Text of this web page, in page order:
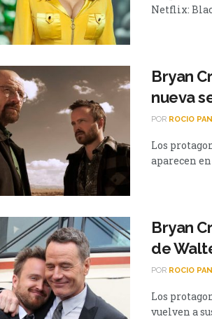
Netflix:
Bryan
nueva
POR ROCIO
Los
aparecen
Bryan
de
POR ROCIO
Los
vuelven a